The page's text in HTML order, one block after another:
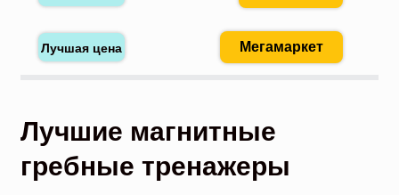
Мегамаркет
Лучшие магнитные
гребные тренажеры